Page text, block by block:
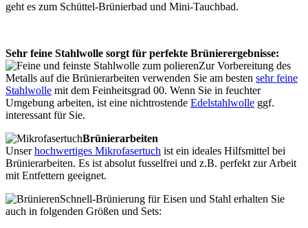
geht es zum Schüttel-Brünierbad und Mini-Tauchbad.
Sehr feine Stahlwolle sorgt für perfekte Brünierergebnisse:
Zur Vorbereitung des
Metalls auf die Brünierarbeiten verwenden Sie am besten sehr feine
Stahlwolle mit dem Feinheitsgrad 00. Wenn Sie in feuchter
Umgebung arbeiten, ist eine nichtrostende Edelstahlwolle ggf.
interessant für Sie.
Brünierarbeiten
Unserhochwertiges Mikrofasertuch ist ein ideales Hilfsmittel bei
Brünierarbeiten. Es ist absolut fusselfrei und z.B. perfekt zur Arbeit
mit Entfettern geeignet.
Schnell-Brünierung für Eisen und Stahl erhalten Sie
auch in folgenden Größen und Sets: